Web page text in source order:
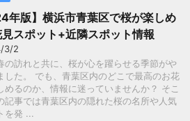
年版】横浜市青葉区で桜が楽しめ
スポット+近隣スポット情報
3/2
の訪れと共に、桜が心を躍らせる季節がや
した。 でも、青葉区内のどこで最高のお花
めるのか、情報に迷っていませんか？ そこ
記事では青葉区内の隠れた桜の名所や人気
を発 ...